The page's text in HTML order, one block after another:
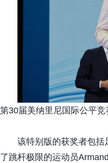
第30届美纳里尼国际公平竞
该特别版的获奖者包
了跳杆极限的运动员